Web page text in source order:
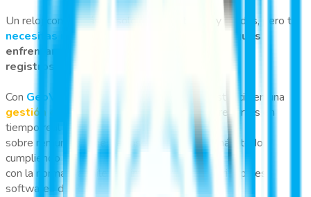
Un reloj control básico solo marca entradas y salidas, pero tú
necesitas más
Sin un sistema integrado, sigues
enfrentando
registros manuales y cálculos inexactos.
Con GeoVictoria
a tu lado, conviertes la asistencia en una
gestión eficiente y automatizada
. Obtén reportes en
tiempo real
sobre remuneraciones, atrasos, ausencias y más, todo
cumpliendo
con la normativa chilena e integrado con los principales
softwares de RR.HH. y ERP.